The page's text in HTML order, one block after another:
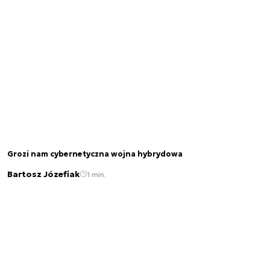
Grozi nam cybernetyczna wojna hybrydowa
Bartosz Józefiak 1 min.